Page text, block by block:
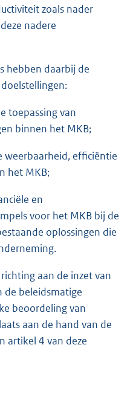
zoals nader
nadere
hebben daarbij de
toepassing van
binnen het MKB;
weerbaarheid, efficiëntie
het MKB;
en
voor het MKB bij de
oplossingen die
aan de inzet van
de beleidsmatige
beoordeling van
aan de hand van de
artikel 4 van deze